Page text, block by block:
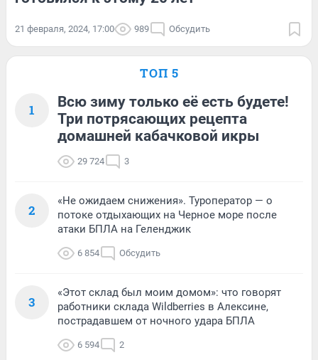
21 февраля, 2024, 17:00 989 Обсудить
ТОП 5
1
Всю зиму только её есть будете!
Три потрясающих рецепта
домашней кабачковой икры
29 724 3
2
«Не ожидаем снижения». Туроператор — о
потоке отдыхающих на Черное море после
атаки БПЛА на Геленджик
6 854 Обсудить
3
«Этот склад был моим домом»: что говорят
работники склада Wildberries в Алексине,
пострадавшем от ночного удара БПЛА
6 594 2